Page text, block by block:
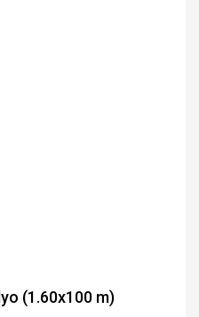
(1.60x100 m)